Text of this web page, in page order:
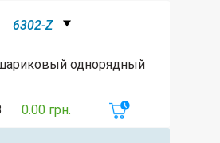
6302-Z
однорядный
0.00 грн.